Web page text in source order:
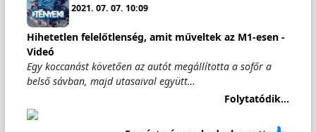
2021. 07. 07. 10:09
Hihetetlen felelőtlenség, amit műveltek az M1-esen -
Videó
Egy koccanást követően az autót megállította a sofőr a
belső sávban, majd utasaival együtt…
Folytatódik...